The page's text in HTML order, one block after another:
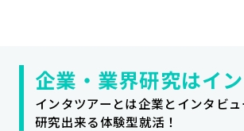
企業・業界研究はイ
インタツアーとは企業とインタビ
研究出来る体験型就活！